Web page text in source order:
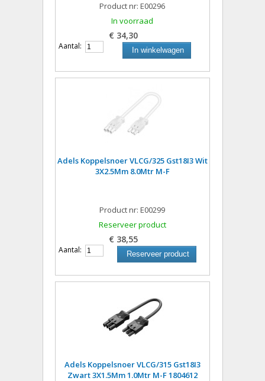
Product nr: E00296
In voorraad
€ 34,30
Aantal: In winkelwagen
Adels Koppelsnoer VLCG/325 Gst18I3 Wit
3X2.5Mm 8.0Mtr M-F
Product nr: E00299
Reserveer product
€ 38,55
Aantal: Reserveer product
Adels Koppelsnoer VLCG/315 Gst18I3
Zwart 3X1.5Mm 1.0Mtr M-F 1804612